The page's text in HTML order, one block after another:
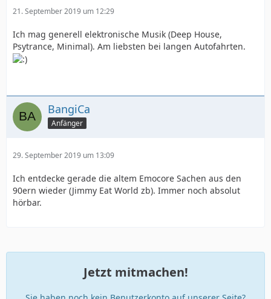
21. September 2019 um 12:29
Ich mag generell elektronische Musik (Deep House,
Psytrance, Minimal). Am liebsten bei langen Autofahrten.
BangiCa
Anfänger
29. September 2019 um 13:09
Ich entdecke gerade die altem Emocore Sachen aus den
90ern wieder (Jimmy Eat World zb). Immer noch absolut
hörbar.
Jetzt mitmachen!